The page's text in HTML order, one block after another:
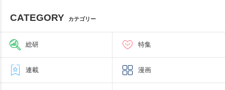
CATEGORY カテゴリー
総研 特集
連載 漫画